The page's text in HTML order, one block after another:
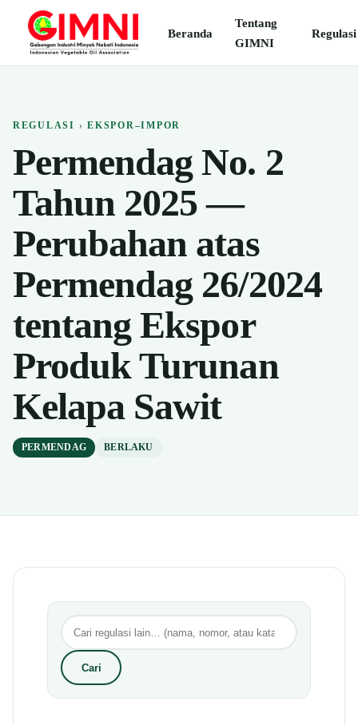
Beranda
Tentang
GIMNI
Regulasi
REGULASI › EKSPOR–IMPOR
Permendag No. 2
Tahun 2025 —
Perubahan atas
Permendag 26/2024
tentang Ekspor
Produk Turunan
Kelapa Sawit
PERMENDAG BERLAKU
Cari